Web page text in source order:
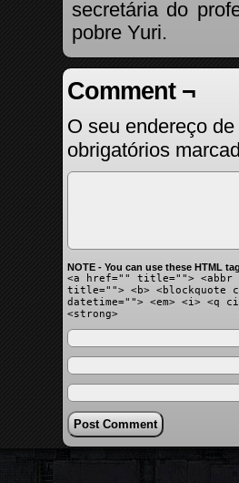
secretária do
pobre Yuri.
Comment ¬
O seu endereço
obrigatórios
NOTE - You can use these HTML
<a href="" title=""> <abbr
title=""> <b> <blockquote
datetime=""> <em> <i> <q
<strong>